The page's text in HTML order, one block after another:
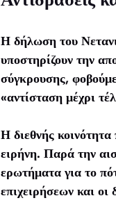
Η δήλωση του
υποστηρίζουν την
σύγκρουσης,
«αντίσταση μέχρι
Η διεθνής κοινότητα
ειρήνη. Παρά την
ερωτήματα για το
επιχειρήσεων και